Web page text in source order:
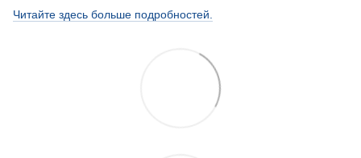
Читайте здесь больше подробностей.